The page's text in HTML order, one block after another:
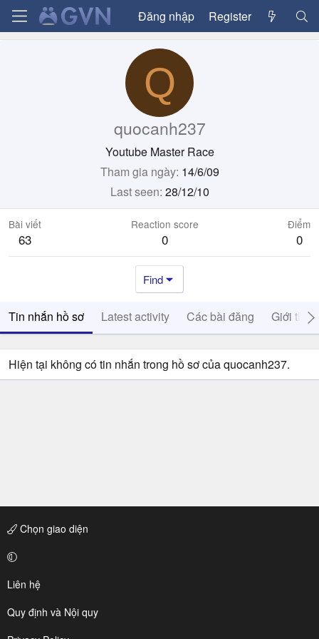
Đăng nhập Register
Q
quocanh237
Youtube Master Race
Tham gia ngày 14/6/09
Last seen 28/12/10
Bài viết
63
Reaction score
0
Điểm
0
Find
Tin nhắn hồ sơ Latest activity Các bài đăng Giới thiệu
Hiện tại không có tin nhắn trong hồ sơ của quocanh237.
Chọn giao diện
Liên hệ
Quy định và Nội quy